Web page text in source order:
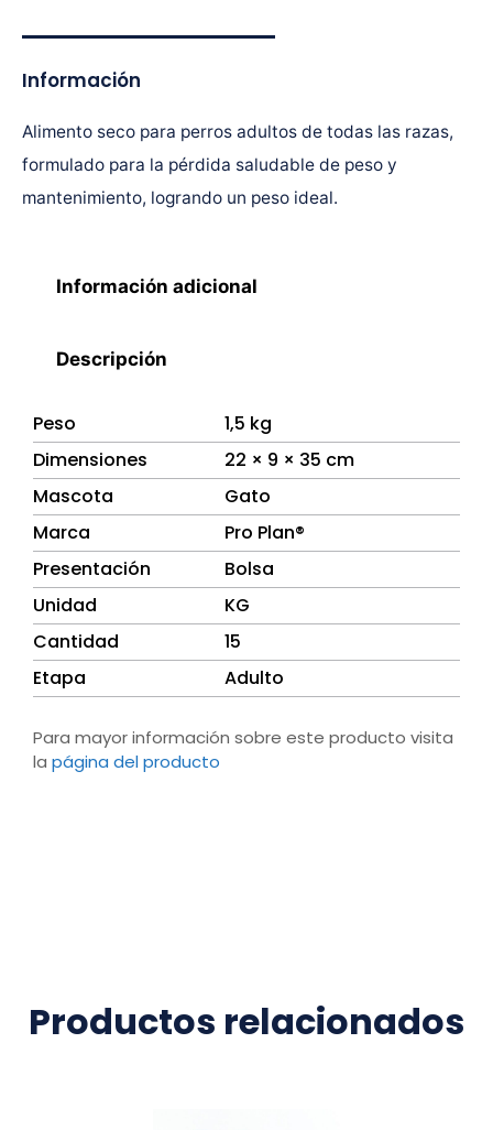
Información
Alimento seco para perros adultos de todas las razas,
formulado para la pérdida saludable de peso y
mantenimiento, logrando un peso ideal.
Información adicional
Descripción
Peso
1,5 kg
Dimensiones
22 × 9 × 35 cm
Mascota
Gato
Marca
Pro Plan®
Presentación
Bolsa
Unidad
KG
Cantidad
15
Etapa
Adulto
Para mayor información sobre este producto visita
la página del producto
Productos relacionados